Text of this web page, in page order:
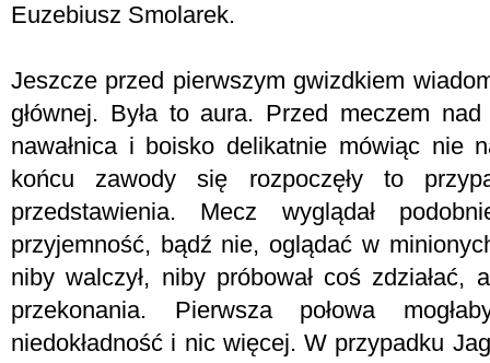
Euzebiusz Smolarek.
Jeszcze przed pierwszym gwizdkiem
głównej. Była to aura. Przed meczem nad
nawałnica i boisko delikatnie mówiąc nie
końcu zawody się rozpoczęły to
przedstawienia. Mecz wyglądał
przyjemność, bądź nie, oglądać w
niby walczył, niby próbował coś
przekonania. Pierwsza połowa
niedokładność i nic więcej. W przypadku